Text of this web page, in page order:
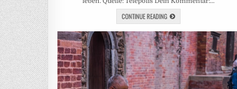
CONTINUE READING